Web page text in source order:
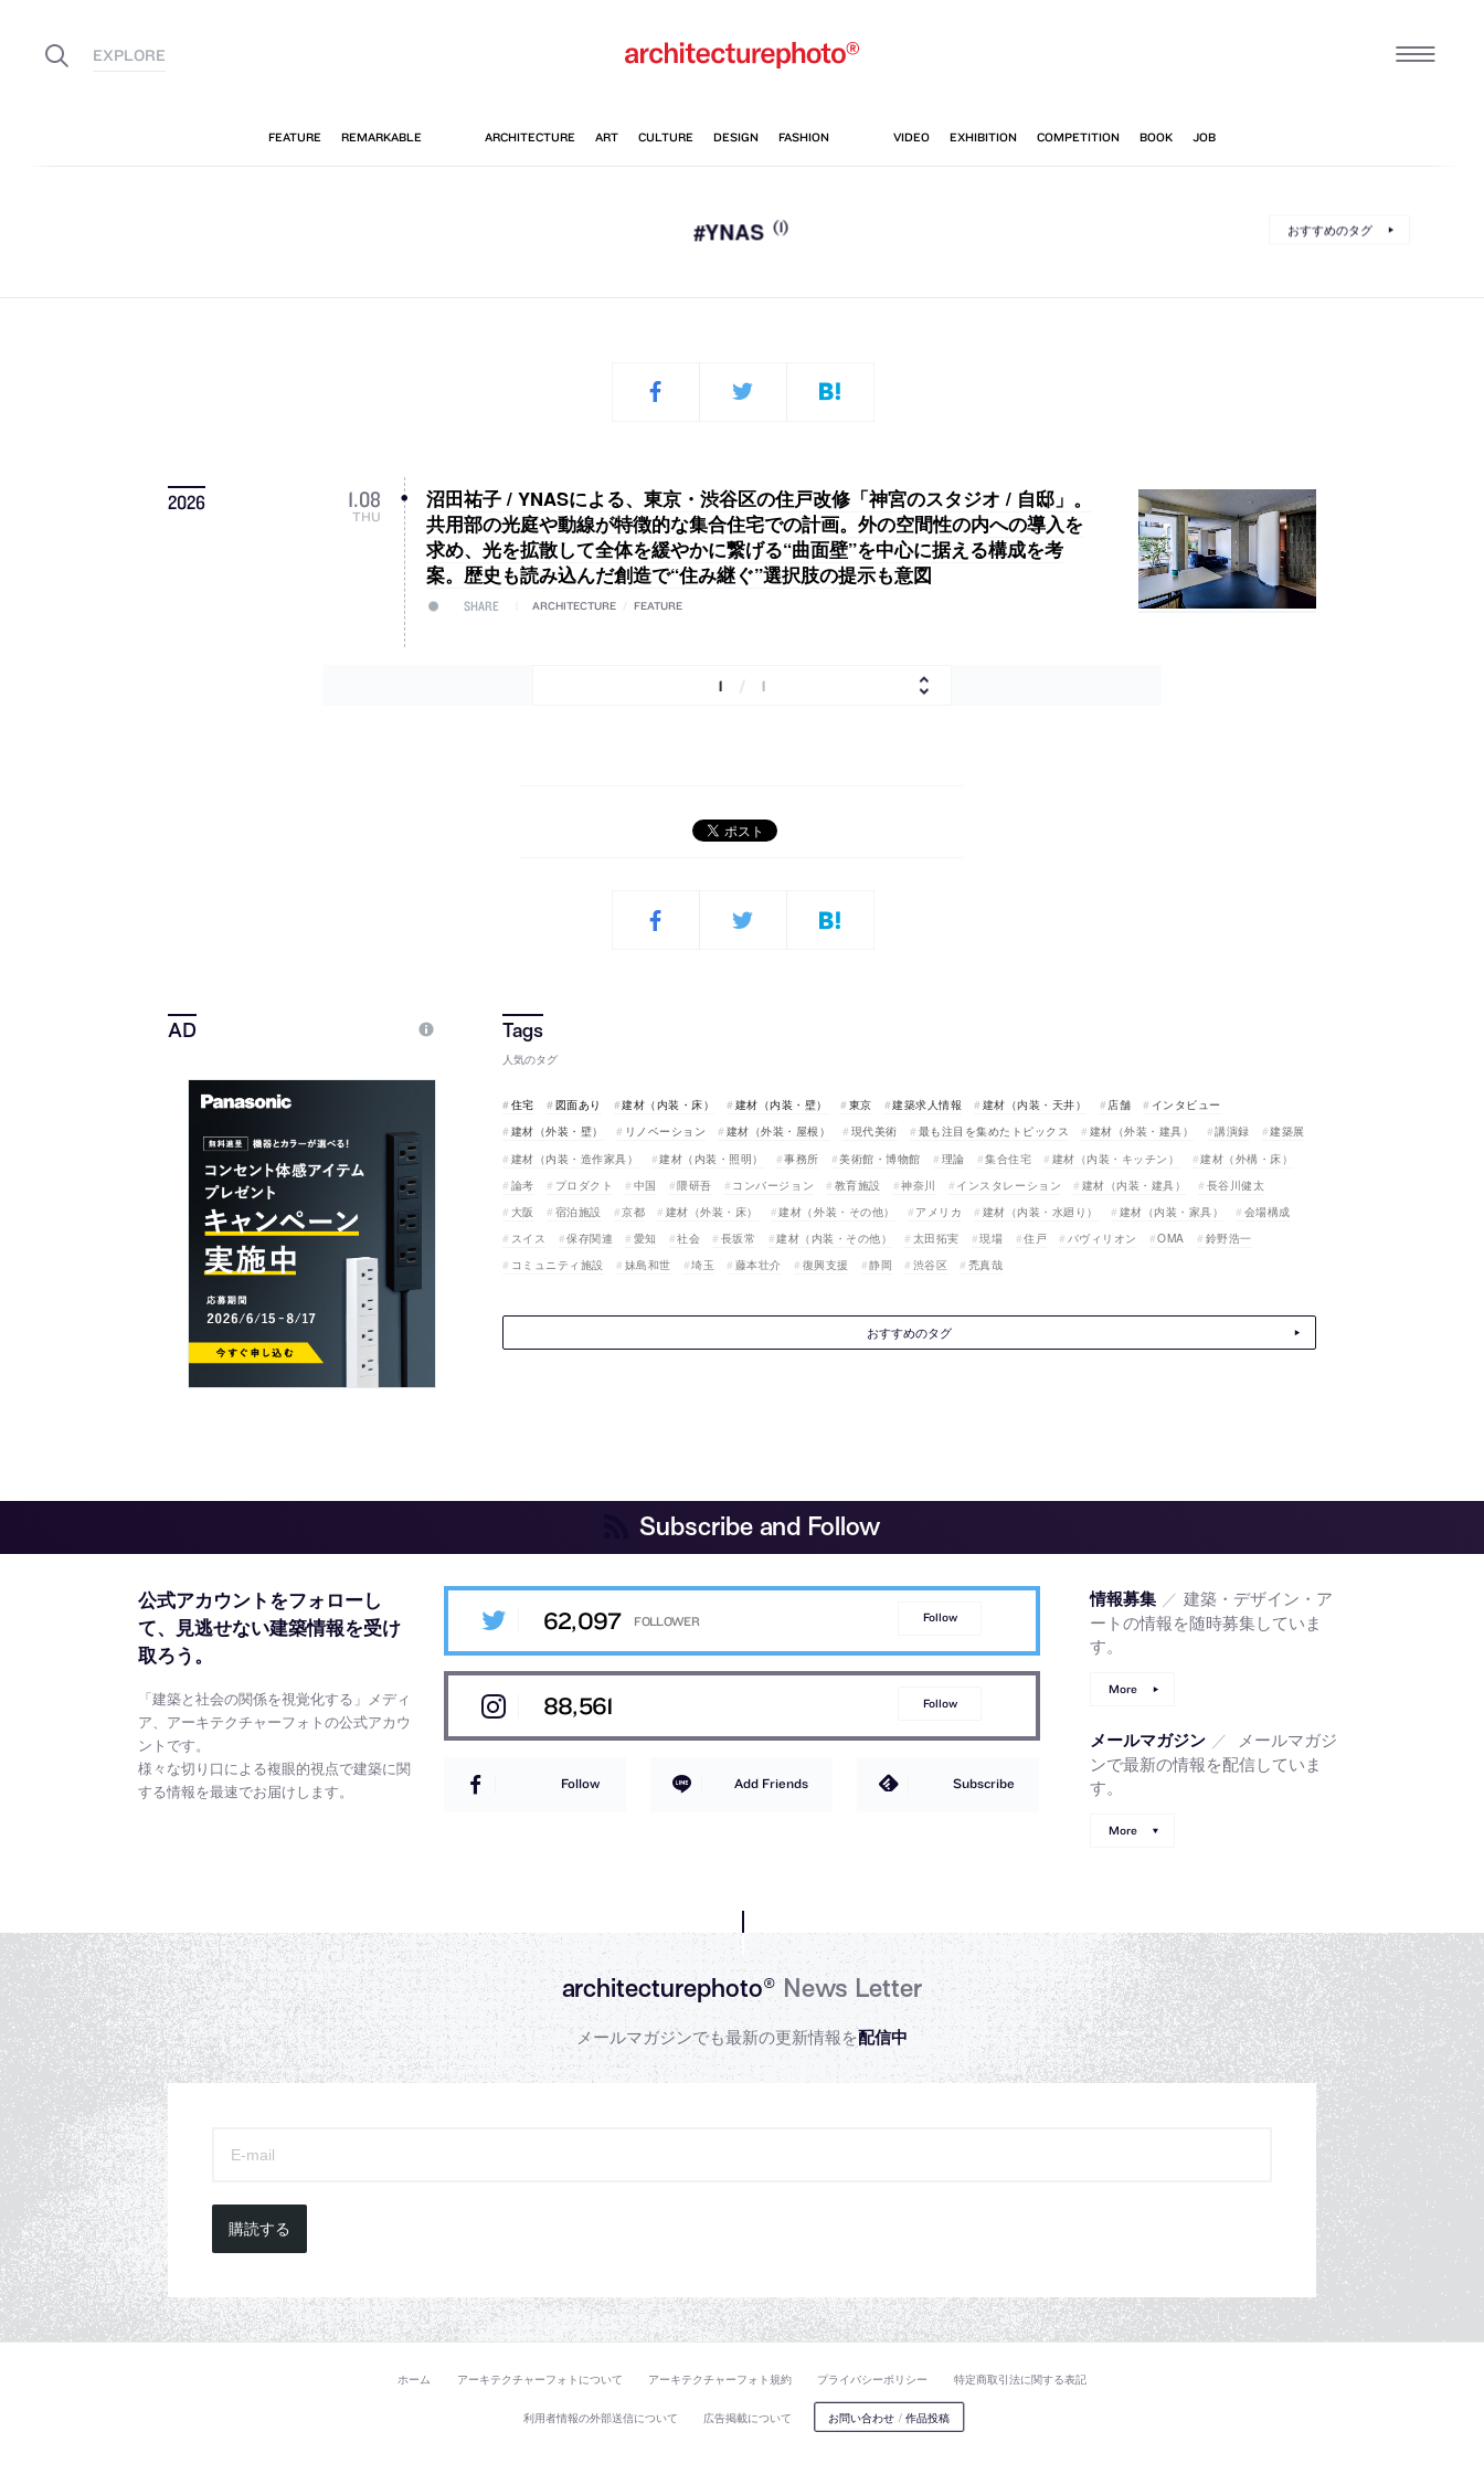
#YNAS (1) おすすめのタグ
2026 1.08
THU
沼田祐子 / YNASによる、東京・渋谷区の住戸改修「神宮のスタジオ / 自邸」。
共用部の光庭や動線が特徴的な集合住宅での計画。外の空間性の内への導入を
求め、光を拡散して全体を緩やかに繋げる“曲面壁”を中心に据える構成を考
案。歴史も読み込んだ創造で“住み継ぐ”選択肢の提示も意図
SHARE ARCHITECTURE FEATURE
1 / 1
人気のタグ
住宅 図面あり 建材（内装・床） 建材（内装・壁） 東京 建築求人情報 建材（内装・天井） 店舗
インタビュー
建材（外装・壁）
リノベーション 建材（外装・屋根） 現代美術 最も注目を集めたトピックス 建材（外装・建具） 講演録
建築展
建材（内装・造作家具）
建材（内装・照明） 事務所 美術館・博物館 理論 集合住宅 建材（内装・キッチン）
建材（外構・床）
論考
プロダクト 中国 隈研吾 コンバージョン 教育施設 神奈川 インスタレーション 建材（内装・建具）
長谷川健太
大阪
宿泊施設 京都 建材（外装・床） 建材（外装・その他） アメリカ 建材（内装・水廻り） 建材（内装・家具）
会場構成
スイス
保存関連 愛知 社会 長坂常 建材（内装・その他） 太田拓実 現場 住戸 パヴィリオン OMA
鈴野浩一
コミュニティ施設
妹島和世 埼玉 藤本壮介 復興支援 静岡 渋谷区 禿真哉
おすすめのタグ
Subscribe and Follow
公式アカウントをフォローし
て、
見逃せない建築情報を受け
取ろう。
「建築と社会の関係を視覚化する」メディ
ア、アーキテクチャーフォトの公式アカウ
ントです。
様々な切り口による複眼的視点で建築に関
する情報を最速でお届けします。
62,097 Follow
88,561 Follow
Follow Add Friends Subscribe
情報募集 ／ 建築・デザイン・ア
ートの情報を随時募集していま
す。
More
メールマガジン ／
メールマガジ
ンで最新の情報を配信していま
す。
More
architecturephoto®News Letter
メールマガジンでも最新の更新情報を配信中
購読する
ホーム アーキテクチャーフォトについて アーキテクチャーフォト規約 プライバシーポリシー 特定商取引法に関する表記
利用者情報の外部送信について 広告掲載について お問い合わせ / 作品投稿